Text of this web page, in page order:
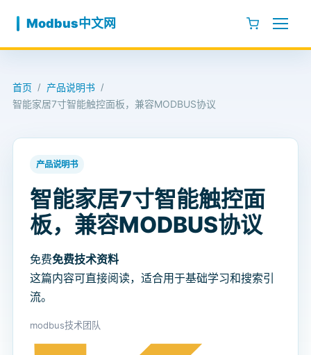
Modbus中文网
首页 / 产品说明书 /
智能家居7寸智能触控面板，兼容MODBUS协议
产品说明书
智能家居7寸智能触控面
板，兼容MODBUS协议
免费免费技术资料
这篇内容可直接阅读，适合用于基础学习和搜索引
流。
modbus技术团队